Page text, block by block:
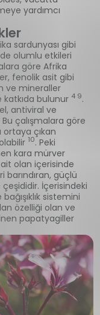
yardımcı
sardunyası gibi
olumlu etkileri
göre Afrika
fenolik asit gibi
ve mineraller
katkıda bulunur 4 9.
antiviral ve
çalışmalara göre
çıkan
10. Peki
kara mürver
olan içerisinde
güçlü
İçerisindeki
sistemini
özelliği olan ve
papatyagiller